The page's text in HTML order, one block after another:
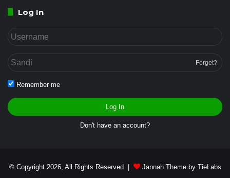
Log In
Forget?
Remember me
Log In
Don't have an account?
© Copyright 2026, All Rights Reserved | Jannah Theme by TieLabs